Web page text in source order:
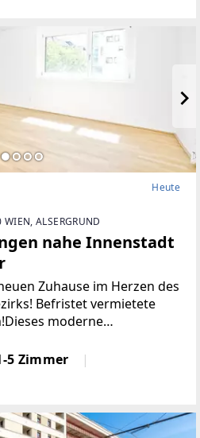
Heute
ALSERGRUND
nahe Innenstadt
Zuhause im Herzen des
Befristet vermietete
moderne
Alsergrund vereint
Ausstattung
Wohnkomfort.
5 Zimmer